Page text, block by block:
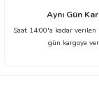
Aynı Gün
Saat 14:00'a kadar verilen
gün kargoya